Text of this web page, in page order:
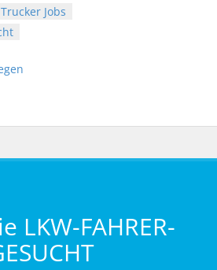
Trucker Jobs
LKW-FAHRER-